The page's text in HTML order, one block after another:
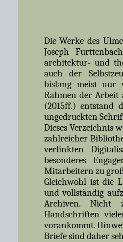
Die Werke des
Joseph
architektur- und
auch der
bislang meist nur
Rahmen der Arbeit
(2015ff.) entstand
ungedruckten
Dieses Verzeichnis
zahlreicher
verlinkten
besonderes
Mitarbeitern zu
Gleichwohl ist die
und vollständig
Archiven. Nicht
Handschriften
vorankommt.
Briefe sind daher